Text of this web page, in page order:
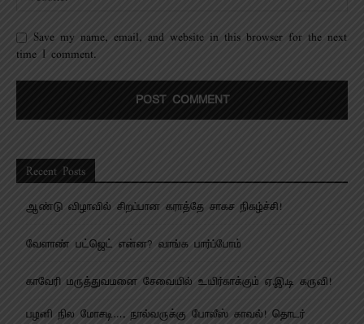
Save my name, email, and website in this browser for the next
time I comment.
Recent Posts
ஆண்டு விழாவில் சிறப்பான கராத்தே சாகச நிகழ்ச்சி!
வேளாண் பட்ஜெட் என்ன? வாங்க பார்ப்போம்
காவேரி மருத்துவமனை சேவையில் உயிர்காக்கும் ஏ.இ.டி கருவி!
பழனி நில மோசடி…. நால்வருக்கு போலீஸ் காவல்! தொடர்